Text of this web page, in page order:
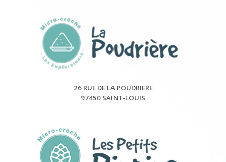
26 RUE DE LA POUDRIERE
97450 SAINT-LOUIS